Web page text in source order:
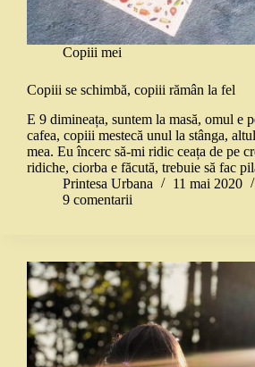
Copiii mei
Copiii se schimbă, copiii rămân la fel
E 9 dimineața, suntem la masă, omul e
cafea, copiii mestecă unul la stânga,
mea. Eu încerc să-mi ridic ceața de pe
ridiche, ciorba e făcută, trebuie să fac
Printesa Urbana
11 mai 2020
9 comentarii